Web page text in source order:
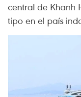
central de Khanh
tipo en el país